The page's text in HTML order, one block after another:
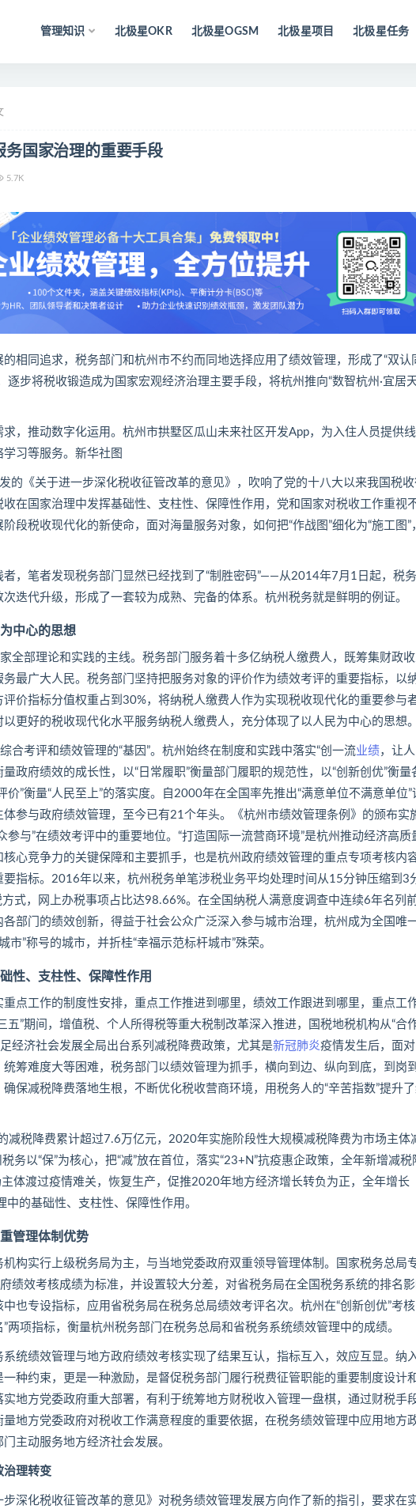
管理知识 北极星OKR 北极星OGSM 北极星项目 北极星任务
务国家治理的重要手段
5.7K
相同追求，税务部门和杭州市不约而同地选择应用了 绩效管理 ，形成了“双认
逐步将税收锻造成为国家宏观经济治理主要手段，将杭州推向“数智杭州·宜居
，推动数字化运用。杭州市拱墅区瓜山未来社区开发App，为入住人员提供
习等服务。新华社图
的《关于进一步深化税收征管改革的意见》，吹响了党的十八大以来我国税收
收在国家治理中发挥基础性、支柱性、保障性作用，党和国家对税收工作重视
段税收现代化的新使命，面对海量服务对象，如何把“作战图”细化为“施工图”
，笔者发现税务部门显然已经找到了“制胜密码”——从2014年7月1日起，税
迭代升级，形成了一套较为成熟、完备的体系。杭州税务就是鲜明的例证。
中心的思想
全部理论和实践的主线。税务部门服务着十多亿纳税人缴费人，既筹集财政
最广大人民。税务部门坚持把服务对象的评价作为绩效考评的重要指标，以
价指标分值权重占到30%，将纳税人缴费人作为实现税收现代化的重要参与
更好的税收现代化水平服务纳税人缴费人，充分体现了以人民为中心的思想。
合考评和绩效管理的“基因”。杭州始终在制度和实践中落实“创一流业绩，让
量政府绩效的成长性，以“日常履职”衡量部门履职的规范性，以“创新创优”衡量
价”衡量“人民至上”的落实度。自2000年在全国率先推出“满意单位不满意单位”
参与政府绩效管理，至今已有21个年头。《杭州市绩效管理条例》的颁布实
参与”在绩效考评中的重要地位。“打造国际一流营商环境”是杭州推动经济高质
心竞争力的关键保障和主要抓手，也是杭州政府绩效管理的重点专项考核内
指标。2016年以来，杭州税务单笔涉税业务平均处理时间从15分钟压缩到3
方式，网上办税事项占比达98.66%。在全国纳税人满意度调查中连续6年名列
部门的绩效创新，得益于社会公众广泛深入参与城市治理，杭州成为全国唯
市”称号的城市，并折桂“幸福示范标杆城市”殊荣。
性、支柱性、保障性作用
点工作的制度性安排，重点工作推进到哪里，绩效工作跟进到哪里，重点工
五”期间，增值税、个人所得税等重大税制改革深入推进，国税地税机构从“合
经济社会发展全局出台系列减税降费政策，尤其是新冠肺炎疫情发生后，面
筹难度大等困难，税务部门以绩效管理为抓手，横向到边、纵向到底，到岗到
保减税降费落地生根，不断优化税收营商环境，用税务人的“辛苦指数”提升
减税降费累计超过7.6万亿元，2020年实施阶段性大规模减税降费为市场主体
务以“保”为核心，把“减”放在首位，落实“23+N”抗疫惠企政策，全年新增减税
体渡过疫情难关，恢复生产，促推2020年地方经济增长转负为正，全年增长
的基础性、支柱性、保障性作用。
管理体制优势
构实行上级税务局为主，与当地党委政府双重领导管理体制。国家税务总局
绩效考核成绩为标准，并设置较大分差，对省税务局在全国税务系统的排名影
也专设指标，应用省税务局在税务总局绩效考评名次。杭州在“创新创优”考核
”两项指标，衡量杭州税务部门在税务总局和省税务系统绩效管理中的成绩。
统绩效管理与地方政府绩效考核实现了结果互认，指标互入，效应互显。纳
种约束，更是一种激励，是督促税务部门履行税费征管职能的重要制度设计
地方党委政府重大部署，有利于统筹地方财税收入管理一盘棋，通过财税手
地方党委政府对税收工作满意程度的重要依据，在税务绩效管理中应用地方
主动服务地方经济社会发展。
治理转变
深化税收征管改革的意见》对税务绩效管理发展方向作了新的指引，要求在